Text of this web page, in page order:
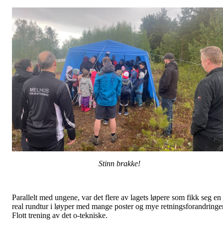
Stinn brakke!
Parallelt med ungene, var det flere av lagets løpere som fikk seg en
real rundtur i løyper med mange poster og mye
Flott trening av det o-tekniske.